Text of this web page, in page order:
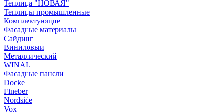
Теплица "НОВАЯ"
Теплицы промышленные
Комплектующие
Фасадные материалы
Сайдинг
Виниловый
Металлический
WINAL
Фасадные панели
Docke
Fineber
Nordside
Vox